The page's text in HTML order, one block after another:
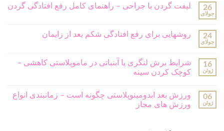
26
جولای
لیفت گردن با جراحی – راهنمای کامل رفع افتادگی گردن
24
جولای
روشهایی برای رفع افتادگی شکم بعد از زایمان
16
ژوئن
شرایط برش لنگری یا آبنباتی در ماموپلاستی کاهشی –
کوچک کردن سینه
06
ژوئن
ورزش بعد ابدومینوپلاستی چگونه است – زمانبندی انواع
ورزش های مجاز